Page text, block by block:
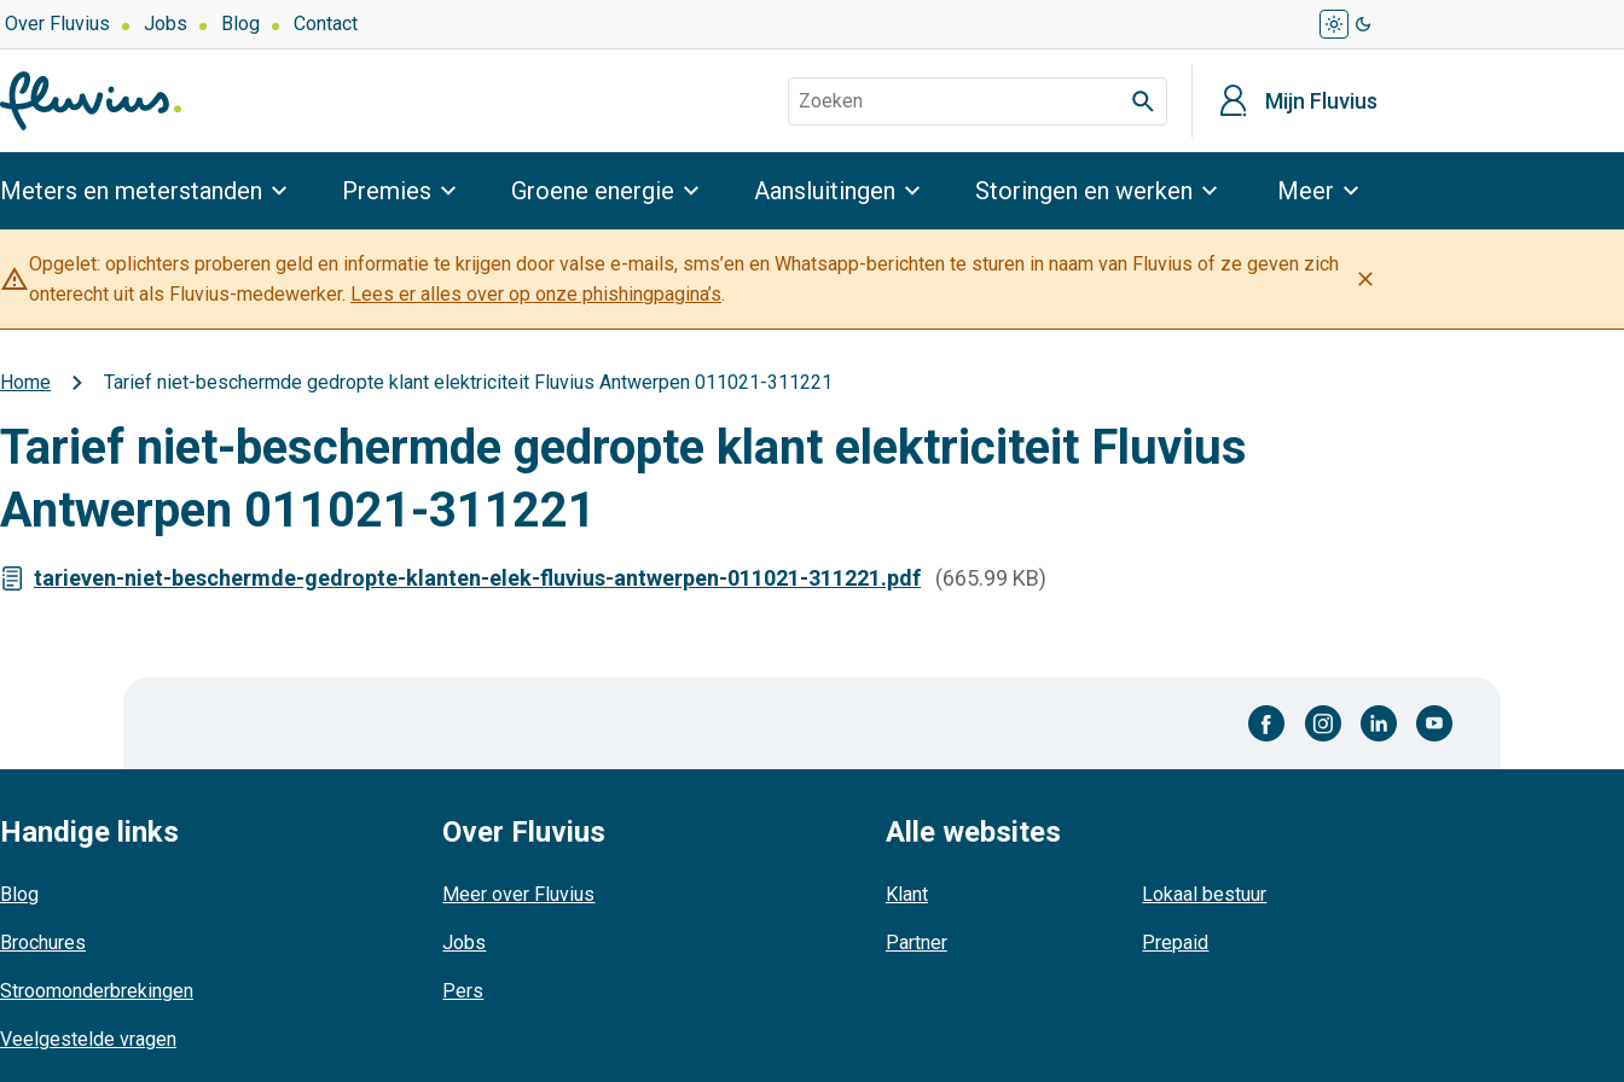
Overslaan
en
naar
de
inhoud
gaan
Top
navigation
Over Fluvius Jobs Blog Contact light_mode dark_mode
Zoeken profiel Mijn Fluvius
Meters en meterstanden Premies Groene energie Aansluitingen Storingen en werken Meer
warning_amber
Opgelet: oplichters proberen geld en informatie te krijgen door valse e-mails, sms’en en Whatsapp-berichten te sturen in naam van Fluvius of ze geven zich
onterecht uit als Fluvius-medewerker. Lees er alles over op onze phishingpagina’s.
close
Kruimelpad
Home Tarief niet-beschermde gedropte klant elektriciteit Fluvius Antwerpen 011021-311221
Tarief niet-beschermde gedropte klant elektriciteit Fluvius
Antwerpen 011021-311221
tarieven-niet-beschermde-gedropte-klanten-elek-fluvius-antwerpen-011021-311221.pdf (665.99 KB)
facebook-cirkel instagram-cirkel linkedin-cirkel youtube-cirkel
Handige links
Blog
Brochures
Stroomonderbrekingen
Veelgestelde vragen
Over Fluvius
Meer over Fluvius
Jobs
Pers
Alle websites
Klant
Partner
Lokaal bestuur
Prepaid